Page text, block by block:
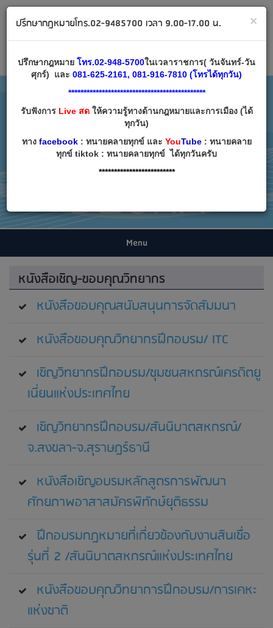
Email:decha007@decha.com
เข้าสู่ระบบ สมัครสมาชิก
Menu
หนังสือเชิญ-ขอบคุณวิทยากร
หนังสือขอบคุณสนับสนุนการจัดสัมมนา
หนังสือขอบคุณวิทยากรฝึกอบรม/ ITC
เชิญวิทยากรฝึกอบรม/ชุมชนสหกรณ์เครดิตยู
เนี่ยนแห่งประเทศไทย
เชิญวิทยากรฝึกอบรม/สันนิบาตสหกรณ์/
จ.สงขลา-จ.สุราษฎร์ธานี
หนังสือเชิญอบรมหลักสูตรการพัฒนา
ศักยภาพอาสาสมัครพิทักษ์ยุติธรรม
ฝึกอบรมกฎหมายที่เกี่ยวข้องกับงานสินเชื่อ
รุ่นที่ 2 /สันนิบาตสหกรณ์แห่งประเทศไทย
หนังสือขอบคุณวิทยาการฝึกอบรม/การเคหะ
แห่งชาติ
×
ปรึกษากฎหมายโทร.02-9485700 เวลา 9.00-17.00 น.
ปรึกษากฎหมาย โทร.02-948-5700ในเวลาราชการ( วันจันทร์-วัน
ศุกร์) และ 081-625-2161, 081-916-7810 (โทรได้ทุกวัน)
*********************************************
รับฟังการLive สดให้ความรู้ทางด้านกฎหมายและการเมือง (ได้
ทุกวัน)
ทาง facebook: ทนายคลายทุกข์ และ YouTube: ทนายคลาย
ทุกข์ tiktok : ทนายคลายทุกข์ ได้ทุกวันครับ
*************************